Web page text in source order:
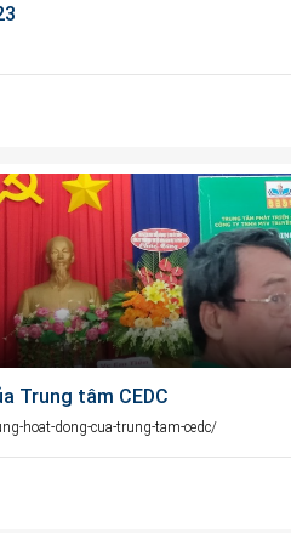
Trung tâm CEDC
hoat-dong-cua-trung-tam-cedc/